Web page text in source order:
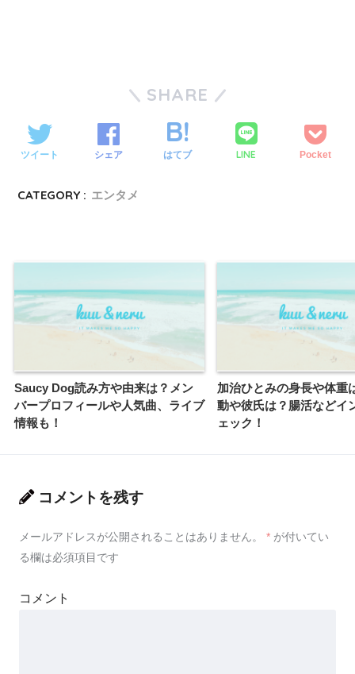
SHARE
ツイート シェア はてブ LINE Pocket
CATEGORY : エンタメ
Saucy Dog読み方や由来は？メン
バープロフィールや人気曲、ライブ
情報も！
加治ひとみの身長や体重
動や彼氏は？腸活などイ
ェック！
コメントを残す
メールアドレスが公開されることはありません。 * が付いてい
る欄は必須項目です
コメント